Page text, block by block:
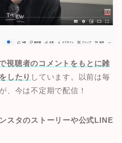
視聴者のコメントをもとに雑
したり しています。以前は毎
、今は不定期で配信！
スタのストーリーや公式LINE